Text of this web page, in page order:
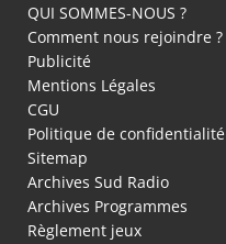
QUI SOMMES-NOUS ?
Comment nous rejoindre ?
Publicité
Mentions Légales
CGU
Politique de confidentialité
Sitemap
Archives Sud Radio
Archives Programmes
Règlement jeux